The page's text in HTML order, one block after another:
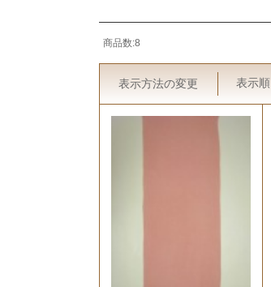
商品数:8
表示方法の変更 表示順